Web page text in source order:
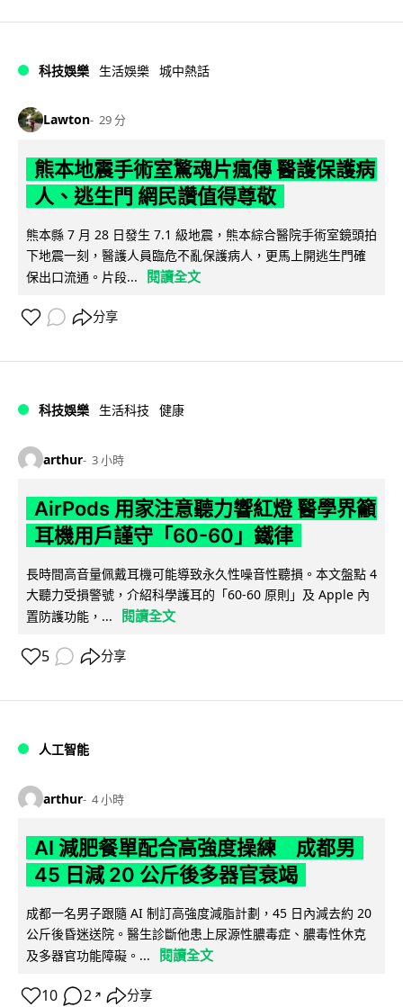
科技娛樂 生活娛樂 城中熱話
Lawton 29 分
熊本地震手術室驚魂片瘋傳 醫護保護病
人、逃生門 網民讚值得尊敬
熊本縣 7 月 28 日發生 7.1 級地震，熊本綜合醫院手術室鏡頭拍
下地震一刻，醫護人員臨危不亂保護病人，更馬上開逃生門確
保出口流通。片段...
閱讀全文
分享
科技娛樂 生活科技 健康
arthur 3 小時
AirPods 用家注意聽力響紅燈 醫學界籲
耳機用戶謹守「60-60」鐵律
長時間高音量佩戴耳機可能導致永久性噪音性聽損。本文盤點 4
大聽力受損警號，介紹科學護耳的「60-60 原則」及 Apple 內
置防護功能，...
閱讀全文
5 分享
人工智能
arthur 4 小時
AI 減肥餐單配合高強度操練 成都男
45 日減 20 公斤後多器官衰竭
成都一名男子跟隨 AI 制訂高強度減脂計劃，45 日內減去約 20
公斤後昏迷送院。醫生診斷他患上尿源性膿毒症、膿毒性休克
及多器官功能障礙。...
閱讀全文
10 2 ↗ 分享